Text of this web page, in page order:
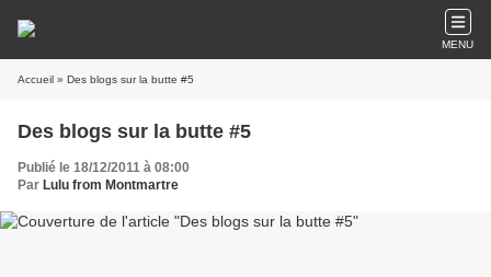
MENU
Accueil » Des blogs sur la butte #5
Des blogs sur la butte #5
Publié le 18/12/2011 à 08:00
Par Lulu from Montmartre